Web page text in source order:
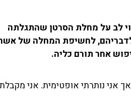
לב על מחלת הסרטן שהתגלתה
לחשיפת המחלה של
אחר תורם כליה.
אני נותרתי אופטימית. אני מקבלת